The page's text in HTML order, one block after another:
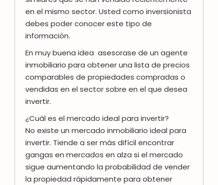
en el mismo sector. Usted como inversionista
debes poder conocer este tipo de
información.
En muy buena idea asesorase de un agente
inmobiliario para obtener una lista de precios
comparables de propiedades compradas o
vendidas en el sector sobre en el que desea
invertir.
¿Cuál es el mercado ideal para invertir?
No existe un mercado inmobiliario ideal para
invertir. Tiende a ser más difícil encontrar
gangas en mercados en alza si el mercado
sigue aumentando la probabilidad de vender
la propiedad rápidamente para obtener